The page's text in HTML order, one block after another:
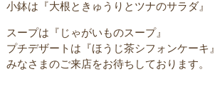
小鉢は『大根ときゅうりとツナのサラダ』
スープは『じゃがいものスープ』
プチデザートは『ほうじ茶シフォンケーキ』
みなさまのご来店をお待ちしております。